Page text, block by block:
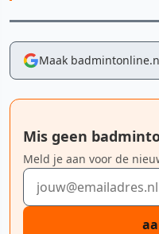
Maak
Mis geen
Meld je aan voor de
E-mailadres